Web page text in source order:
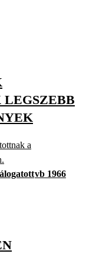
a
vb 1966